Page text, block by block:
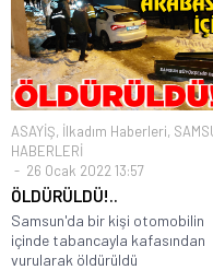
ASAYİŞ, İlkadım Haberleri,
HABERLERİ
26 Ocak 2022 13:57
ÖLDÜRÜLDÜ!..
Samsun'da bir kişi otomobilin
içinde tabancayla kafasından
vurularak öldürüldü